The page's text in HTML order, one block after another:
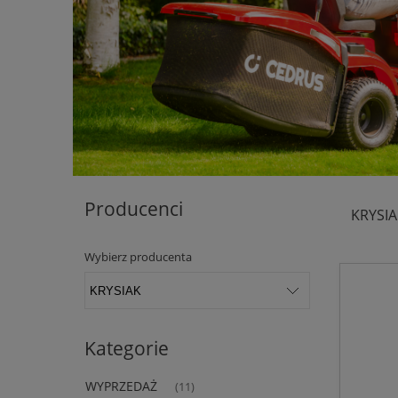
Producenci
Wybierz producenta
Kategorie
WYPRZEDAŻ (11)